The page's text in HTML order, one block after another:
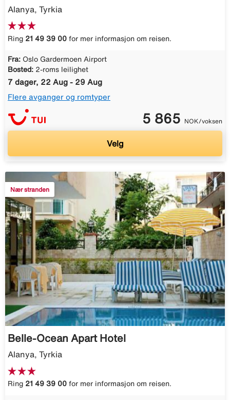
Alanya, Tyrkia
Ring 21 49 39 00 for mer informasjon om reisen.
Fra: Oslo Gardermoen Airport
Bosted: 2-roms leilighet
7 dager, 22 Aug - 29 Aug
Flere avganger og romtyper
5 865 NOK/voksen
Velg
Nær stranden
Belle-Ocean Apart Hotel
Alanya, Tyrkia
Ring 21 49 39 00 for mer informasjon om reisen.